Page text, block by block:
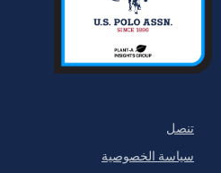
تنصل
سياسة الخصوصية